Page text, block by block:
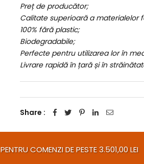
Preț de producător;
Calitate superioară a materialelor
100% fără plastic;
Biodegradabile;
Perfecte pentru utilizarea lor în
Livrare rapidă în țară și în
Share :
PENTRU COMENZI DE PESTE 3.501,00 LEI